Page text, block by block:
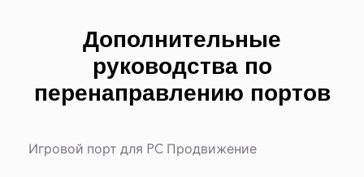
Дополнительные
руководства по
перенаправлению портов
Игровой порт для PC Продвижение